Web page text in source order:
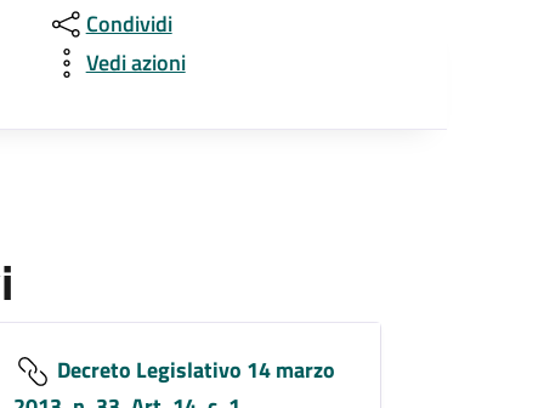
Condividi
Vedi azioni
Decreto Legislativo 14 marzo